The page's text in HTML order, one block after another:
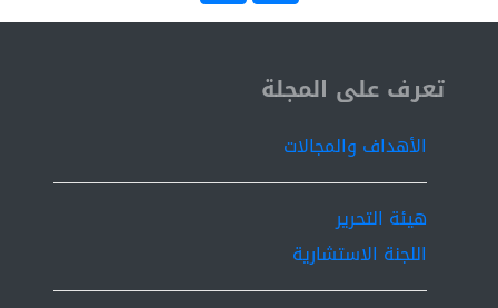
ISSN 2519-9854
تعرف على المجلة
الأهداف والمجالات
هيئة التحرير
اللجنة الاستشارية